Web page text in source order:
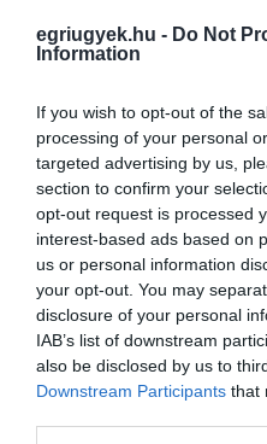
egriugyek.hu - Do Not
Information
If you wish to opt-out of the
processing of your personal
targeted advertising by us,
section to confirm your
opt-out request is processed
interest-based ads based on
us or personal information
your opt-out. You may
disclosure of your personal
IAB’s list of downstream
also be disclosed by us to
Downstream Participants that
néhánykuponkódis,
Az illatok varázsa
Még ha a
ajándéknak
varázsolhatod őket.
különleges és jó
különleges
kozmetikai szettet is
Tökéles ajándék